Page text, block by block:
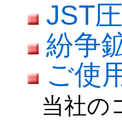
JST
紛争
ご使
当社の